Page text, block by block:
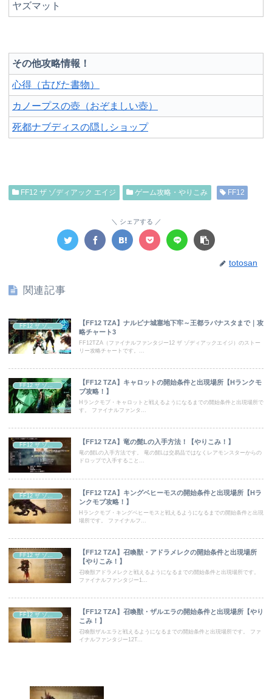
ヤズマット
その他攻略情報！
心得（古びた書物）
カノープスの壺（おぞましい壺）
死都ナブディスの隠しショップ
FF12 ザ ゾディアック エイジ ゲーム攻略・やりこみ FF12
シェアする
totosan
関連記事
FF12 ザ ゾディアック エイジ
【FF12 TZA】ナルビナ城塞地下牢～王都ラバナスタまで｜攻
略チャート3
FF12TZA（ファイナルファンタジー12 ザ ゾディアックエイジ）のストー
リー攻略チャートです。...
FF12 ザ ゾディアック エイジ
【FF12 TZA】キャロットの開始条件と出現場所【Hランクモ
ブ攻略！】
Hランクモブ・キャロットと戦えるようになるまでの開始条件と出現場所で
す。 ファイナルファンタ...
FF12 ザ ゾディアック エイジ 【FF12 TZA】竜の髭Lの入手方法！【やりこみ！】
竜の髭Lの入手方法です。 竜の髭Lは交易品ではなくレアモンスターからの
ドロップで入手すること...
FF12 ザ ゾディアック エイジ
【FF12 TZA】キングベヒーモスの開始条件と出現場所【Hラ
ンクモブ攻略！】
Hランクモブ・キングベヒーモスと戦えるようになるまでの開始条件と出現
場所です。 ファイナルフ...
FF12 ザ ゾディアック エイジ
【FF12 TZA】召喚獣・アドラメレクの開始条件と出現場所
【やりこみ！】
召喚獣アドラメレクと戦えるようになるまでの開始条件と出現場所です。
ファイナルファンタジー1...
FF12 ザ ゾディアック エイジ
【FF12 TZA】召喚獣・ザルエラの開始条件と出現場所【やり
こみ！】
召喚獣ザルエラと戦えるようになるまでの開始条件と出現場所です。 ファ
イナルファンタジー12T...